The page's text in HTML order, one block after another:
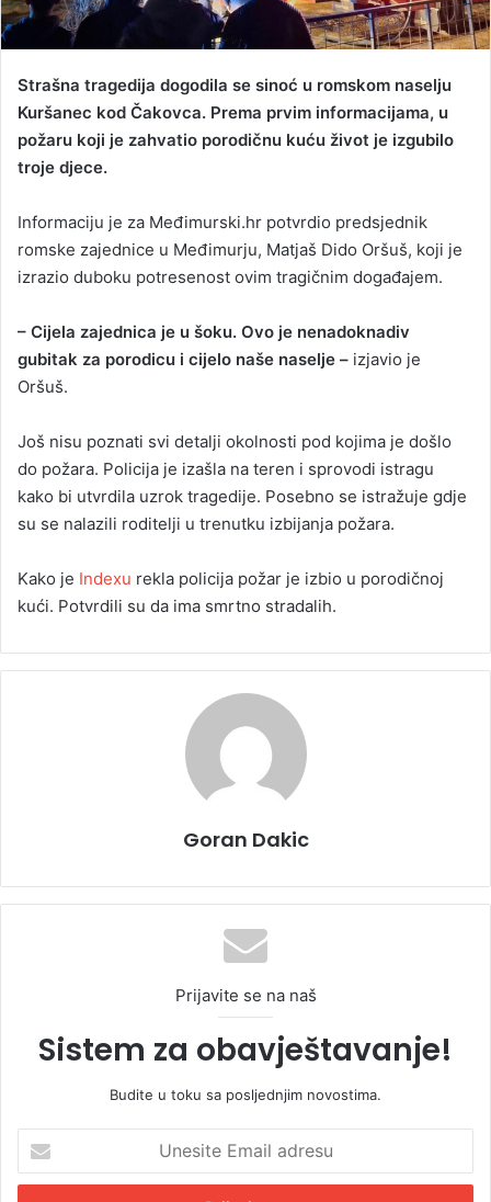
Strašna tragedija dogodila se sinoć u romskom naselju
Kuršanec kod Čakovca. Prema prvim informacijama, u
požaru koji je zahvatio porodičnu kuću život je izgubilo
troje djece.
Informaciju je za Međimurski.hr potvrdio predsjednik
romske zajednice u Međimurju, Matjaš Dido Oršuš, koji je
izrazio duboku potresenost ovim tragičnim događajem.
– Cijela zajednica je u šoku. Ovo je nenadoknadiv
gubitak za porodicu i cijelo naše naselje – izjavio je
Oršuš.
Još nisu poznati svi detalji okolnosti pod kojima je došlo
do požara. Policija je izašla na teren i sprovodi istragu
kako bi utvrdila uzrok tragedije. Posebno se istražuje gdje
su se nalazili roditelji u trenutku izbijanja požara.
Kako je Indexu rekla policija požar je izbio u porodičnoj
kući. Potvrdili su da ima smrtno stradalih.
Goran Dakic
Prijavite se na naš
Sistem za obavještavanje!
Budite u toku sa posljednjim novostima.
e